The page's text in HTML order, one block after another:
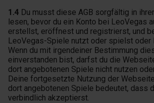
1.4 Du musst diese AGB sorgfältig in
lesen, bevor du ein Konto bei LeoVegas
erstellst, eröffnest und registrierst, und
LeoVegas-Spiele nutzt oder spielst oder
Wenn du mit irgendeiner Bestimmung
einverstanden bist, darfst du die
dort angebotenen Spiele nicht nutzen
Deine fortgesetzte Nutzung der
dort angebotenen Spiele bedeutet, dass
verbindlich akzeptierst.